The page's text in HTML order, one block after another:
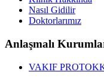
Nasıl Gidilir
Doktorlarımız
Anlaşmalı
VAKIF